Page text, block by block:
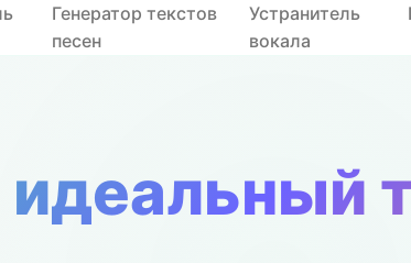
Генератор текстов
песен
Устранитель
вокала